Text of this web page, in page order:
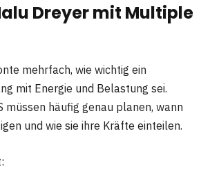
Dreyer mit Multiple
mehrfach, wie wichtig ein
mit Energie und Belastung sei.
müssen häufig genau planen, wann
und wie sie ihre Kräfte einteilen.